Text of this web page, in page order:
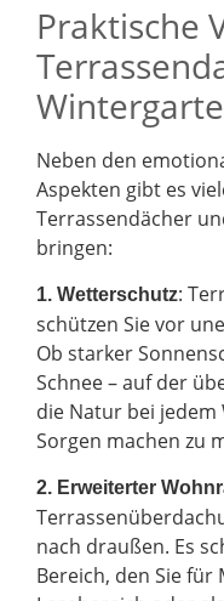
Praktische
Neben den
Aspekten gibt es
Terrassendächer
bringen:
1. Wetterschutz:
schützen Sie vor
Ob starker
Schnee – auf der
die Natur bei
Sorgen machen zu
2. Erweiterter
nach draußen. Es
Bereich, den Sie für